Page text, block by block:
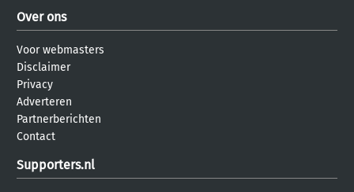
Over ons
Voor webmasters
Disclaimer
Privacy
Adverteren
Partnerberichten
Contact
Supporters.nl